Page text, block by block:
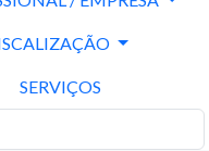
SERVIÇOS